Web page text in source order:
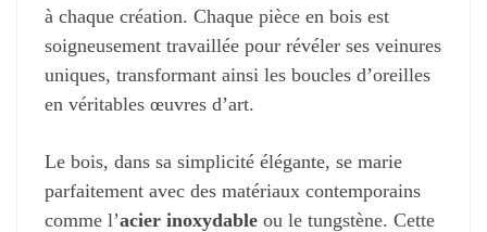
à chaque création. Chaque pièce en bois est
soigneusement travaillée pour révéler ses veinures
uniques, transformant ainsi les boucles d’oreilles
en véritables œuvres d’art.
Le bois, dans sa simplicité élégante, se marie
parfaitement avec des matériaux contemporains
comme l’acier inoxydable ou le tungstène. Cette